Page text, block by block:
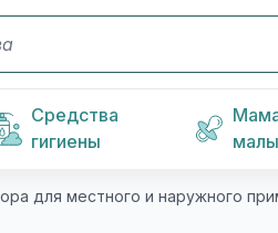
Средства
гигиены
для местного и наружного